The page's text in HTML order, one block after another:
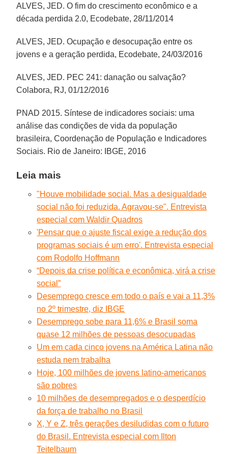
ALVES, JED. O fim do crescimento econômico e a
década perdida 2.0, Ecodebate, 28/11/2014
ALVES, JED. Ocupação e desocupação entre os
jovens e a geração perdida, Ecodebate, 24/03/2016
ALVES, JED. PEC 241: danação ou salvação?
Colabora, RJ, 01/12/2016
PNAD 2015. Síntese de indicadores sociais: uma
análise das condições de vida da população
brasileira, Coordenação de População e Indicadores
Sociais. Rio de Janeiro: IBGE, 2016
Leia mais
"Houve mobilidade social. Mas a desigualdade
social não foi reduzida. Agravou-se". Entrevista
especial com Waldir Quadros
'Pensar que o ajuste fiscal exige a redução dos
programas sociais é um erro'. Entrevista especial
com Rodolfo Hoffmann
“Depois da crise política e econômica, virá a crise
social”
Desemprego cresce em todo o país e vai a 11,3%
no 2º trimestre, diz IBGE
Desemprego sobe para 11,6% e Brasil soma
quase 12 milhões de pessoas desocupadas
Um em cada cinco jovens na América Latina não
estuda nem trabalha
Hoje, 100 milhões de jovens latino-americanos
são pobres
10 milhões de desempregados e o desperdício
da força de trabalho no Brasil
X, Y e Z, três gerações desiludidas com o futuro
do Brasil. Entrevista especial com Ilton
Teitelbaum